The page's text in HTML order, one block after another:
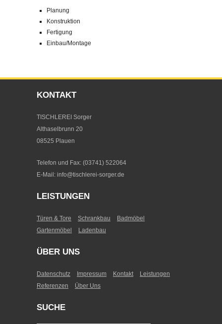
Planung
Konstruktion
Fertigung
Einbau/Montage
KONTAKT
TISCHLEREI Sorger
Althaselbrunn 20
08525 Plauen
Telefon und Fax: (03741) 522064
E-Mail: info@tischlerei-sorger.de
LEISTUNGEN
Türen & Tore Schrankbau
Badmöbel
Gartenmöbel
Ladenbau
ÜBER UNS
Datenschutz Impressum Kontakt
Leistungen
Referenzen
Über Uns
SUCHE